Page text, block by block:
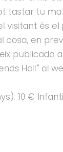
tastar tu
visitant és
cosa, en
publicada
Hall" al
10 €